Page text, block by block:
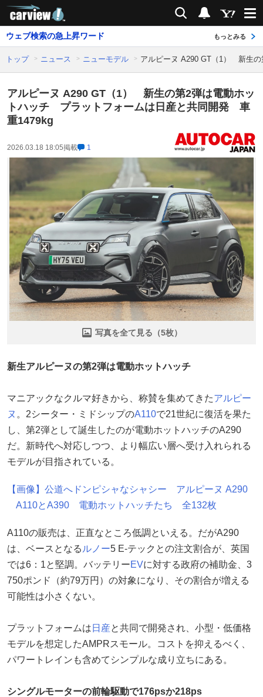
検索 通知
ウェブ検索の急上昇ワード もっとみる
トップ ニュース ニューモデル アルピーヌ A290 GT（1） 新生
アルピーヌ A290 GT（1） 新生の第2弾は電動ホッ
トハッチ プラットフォームは日産と共同開発 車
重1479kg
2026.03.18 18:05掲載 1
写真を全て見る（5枚）
新生アルピーヌの第2弾は電動ホットハッチ
マニアックなクルマ好きから、称賛を集めてきたアルピー
ヌ 。2シーター・ミドシップのA110で21世紀に復活を果た
し、第2弾として誕生したのが電動ホットハッチのA290
だ。新時代へ対応しつつ、より幅広い層へ受け入れられる
モデルが目指されている。
【画像】公道へドンピシャなシャシー アルピーヌ A290
A110とA390 電動ホットハッチたち 全132枚
A110の販売は、正直なところ低調といえる。だがA290
は、ベースとなる ルノー5 E-テックとの注文割合が、英国
では6：1と堅調。バッテリーEVに対する政府の補助金、3
750ポンド（約79万円）の対象になり、その割合が増える
可能性は小さくない。
プラットフォームは 日産と共同で開発され、小型・低価格
モデルを想定したAMPRスモール。コストを抑えるべく、
パワートレインも含めてシンプルな成り立ちにある。
シングルモーターの前輪駆動で176psか218ps